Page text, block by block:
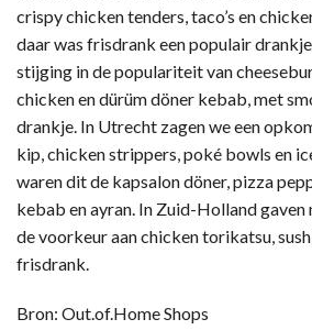
crispy chicken tenders, taco’s en
daar was frisdrank een populair
stijging in de populariteit van
chicken en dürüm döner kebab, met
drankje. In Utrecht zagen we een
kip, chicken strippers, poké bowls en
waren dit de kapsalon döner, pizza
kebab en ayran. In Zuid-Holland gaven
de voorkeur aan chicken torikatsu,
frisdrank.
Bron: Out.of.Home Shops